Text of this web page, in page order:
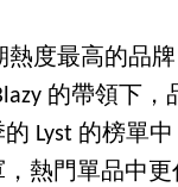
熱度最高的品
的帶領下，
Lyst 的榜單
熱門單品中更